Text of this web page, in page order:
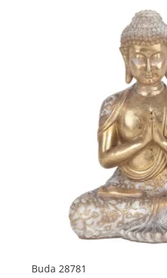
Buda 28781